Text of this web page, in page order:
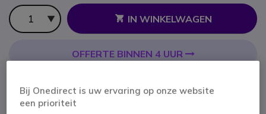
Aantal
IN WINKELWAGEN
OFFERTE BINNEN 4 UUR
10 producten in platformvoorraad
Levering:5-7 dagen
Bij Onedirect is uw ervaring op onze website
een prioriteit